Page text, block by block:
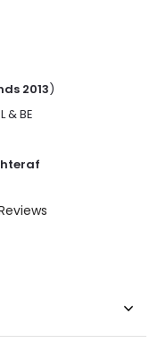
2013)
& BE